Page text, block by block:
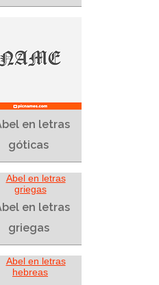
en letras
góticas
en letras
griegas